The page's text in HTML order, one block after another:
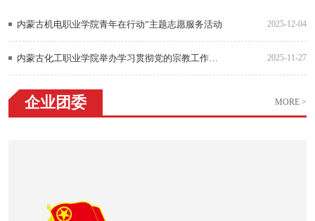
内蒙古机电职业学院青年在行动”主题志愿服务活动 2025-12-04
2025-11-27
企业团委 MORE >